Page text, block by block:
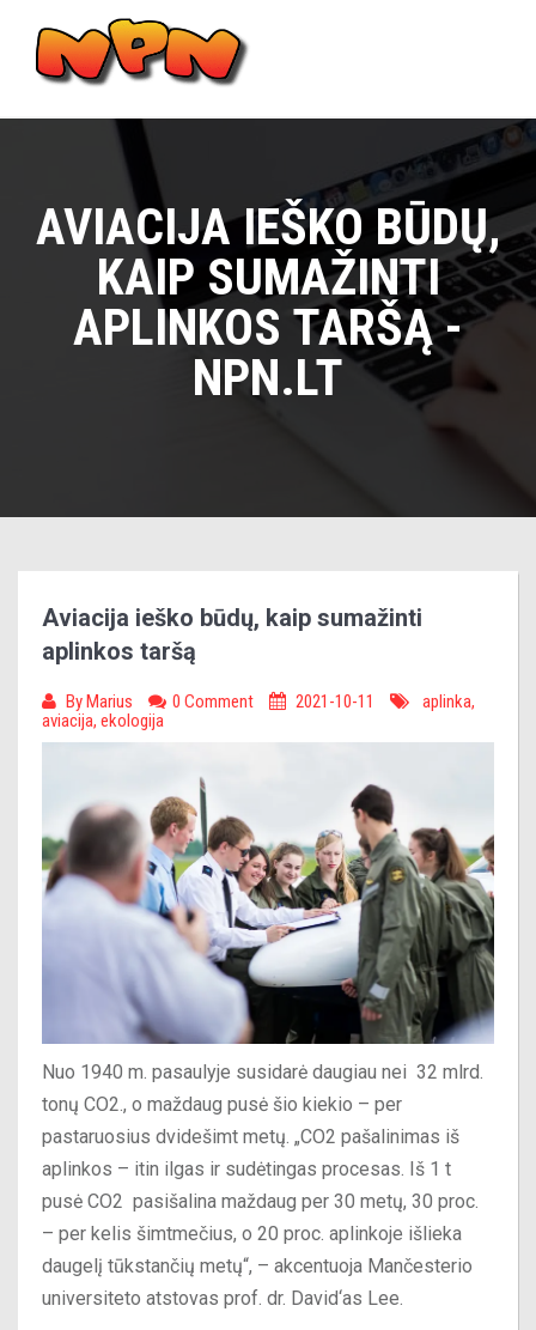
content
AVIACIJA IEŠKO BŪDŲ,
KAIP SUMAŽINTI
APLINKOS TARŠĄ -
NPN.LT
Aviacija ieško būdų, kaip sumažinti
aplinkos taršą
ByMarius 0 Comment 2021-10-11 aplinka,
aviacija, ekologija
Nuo 1940 m. pasaulyje susidarė daugiau nei 32 mlrd.
tonų CO2., o maždaug pusė šio kiekio – per
pastaruosius dvidešimt metų. „CO2 pašalinimas iš
aplinkos – itin ilgas ir sudėtingas procesas. Iš 1 t
pusė CO2 pasišalina maždaug per 30 metų, 30 proc.
– per kelis šimtmečius, o 20 proc. aplinkoje išlieka
daugelį tūkstančių metų“, – akcentuoja Mančesterio
universiteto atstovas prof. dr. David‘as Lee.